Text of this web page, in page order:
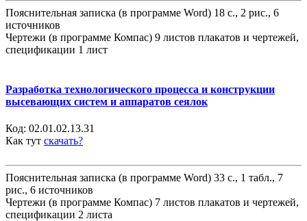
Пояснительная записка (в программе Word) 18 с., 2 рис., 6
источников
Чертежи (в программе Компас) 9 листов плакатов и чертежей,
спецификации 1 лист
Разработка технологического процесса и конструкции
высевающих систем и аппаратов сеялок
Код: 02.01.02.13.31
Как тут скачать?
Пояснительная записка (в программе Word) 33 с., 1 табл., 7
рис., 6 источников
Чертежи (в программе Компас) 7 листов плакатов и чертежей,
спецификации 2 листа